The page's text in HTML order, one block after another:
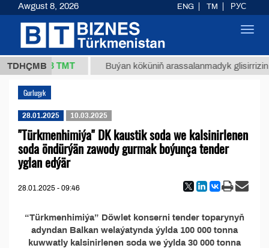
TDHÇMB
(kg.) 37,8 ТМТ Buýan köküniň arassalanmadyk glisirrizin
Gurluşyk
28.01.2025 10.03.2025
"Türkmenhimiýa" DK kaustik soda we kalsinirlenen
soda öndürýän zawody gurmak boýunça tender
yglan edýär
28.01.2025 - 09:46
“Türkmenhimiýa” Döwlet konserni tender toparynyň
adyndan Balkan welaýatynda ýylda 100 000 tonna
kuwwatly kalsinirlenen soda we ýylda 30 000 tonna
Awgust 8, 2026 ENG TM РУС